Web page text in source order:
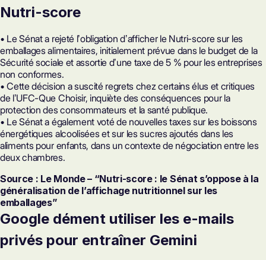
Nutri-score
• Le Sénat a rejeté lʼobligation dʼafficher le Nutri-score sur les
emballages alimentaires, initialement prévue dans le budget de la
Sécurité sociale et assortie dʼune taxe de 5 % pour les entreprises
non conformes.
• Cette décision a suscité regrets chez certains élus et critiques
de lʼUFC-Que Choisir, inquiète des conséquences pour la
protection des consommateurs et la santé publique.
• Le Sénat a également voté de nouvelles taxes sur les boissons
énergétiques alcoolisées et sur les sucres ajoutés dans les
aliments pour enfants, dans un contexte de négociation entre les
deux chambres.
Source : Le Monde – “Nutri-score : le Sénat s’oppose à la
généralisation de l’affichage nutritionnel sur les
emballages”
Google dément utiliser les e-mails
privés pour entraîner Gemini